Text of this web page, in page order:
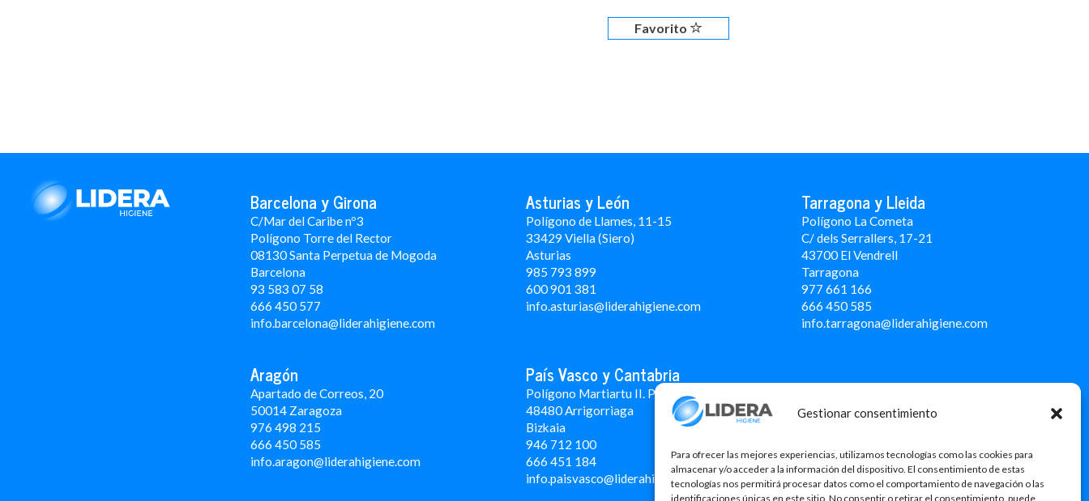
Gestionar consentimiento
Para ofrecer las mejores experiencias, utilizamos tecnologías como las cookies para
almacenar y/o acceder a la información del dispositivo. El consentimiento de estas
tecnologías nos permitirá procesar datos como el comportamiento de navegación o las
identificaciones únicas en este sitio. No consentir o retirar el consentimiento, puede
Favorito
Barcelona y Girona
C/Mar del Caribe nº3
Polígono Torre del Rector
08130 Santa Perpetua de Mogoda
Barcelona
93 583 07 58
666 450 577
info.barcelona@liderahigiene.com
Asturias y León
Polígono de Llames, 11-15
33429 Viella (Siero)
Asturias
985 793 899
600 901 381
info.asturias@liderahigiene.com
Tarragona y Lleida
Polígono La Cometa
C/ dels Serrallers, 17-21
43700 El Vendrell
Tarragona
977 661 166
666 450 585
info.tarragona@liderahigiene.com
Aragón
Apartado de Correos, 20
50014 Zaragoza
976 498 215
666 450 585
info.aragon@liderahigiene.com
País Vasco y Cantabria
Polígono Martiartu II. Pabellón 4A
48480 Arrigorriaga
Bizkaia
946 712 100
666 451 184
info.paisvasco@liderahigiene.com